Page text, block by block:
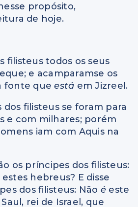
propósito,
de hoje.
filisteus todos os seus
e acamparamse os
fonte queestá em Jizreel.
dos filisteus se foram para
e com milhares; porém
iam com Aquis na
os príncipes dos filisteus:
estes hebreus? E disse
dos filisteus: Não é este
rei de Israel, que